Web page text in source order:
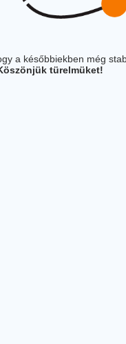
a későbbiekben még
türelmüket!